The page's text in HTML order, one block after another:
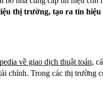
thị trường, tạo ra tín
về giao dịch thuật toán,
chính. Trong các thị trường